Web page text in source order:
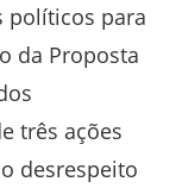
políticos para
da Proposta
três ações
desrespeito